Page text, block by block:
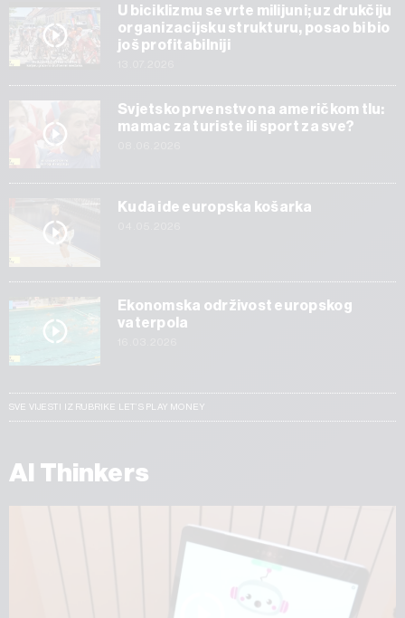
U biciklizmu se vrte milijuni; uz drukčiju
organizacijsku strukturu, posao bi bio
još profitabilniji
Svjetsko prvenstvo na američkom tlu:
mamac za turiste ili sport za sve?
Kuda ide europska košarka
Ekonomska održivost europskog
vaterpola
SVE VIJESTI IZ RUBRIKE LET’S PLAY MONEY
AI Thinkers